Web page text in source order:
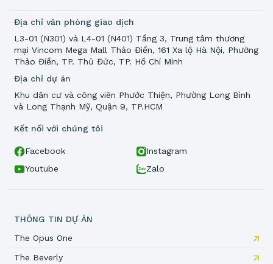
Địa chỉ dự án
Khu dân cư và công viên Phước Thiện, Phường Long Bình
và Long Thạnh Mỹ, Quận 9, TP.HCM
Địa chỉ văn phòng giao dịch
L3-01 (N301) và L4-01 (N401) Tầng 3, Trung tâm thương
mại Vincom Mega Mall Thảo Điền, 161 Xa lộ Hà Nội, Phường
Thảo Điền, TP. Thủ Đức, TP. Hồ Chí Minh
Kết nối với chúng tôi
Facebook
Instagram
Youtube
Zalo
THÔNG TIN DỰ ÁN
The Opus One
The Beverly